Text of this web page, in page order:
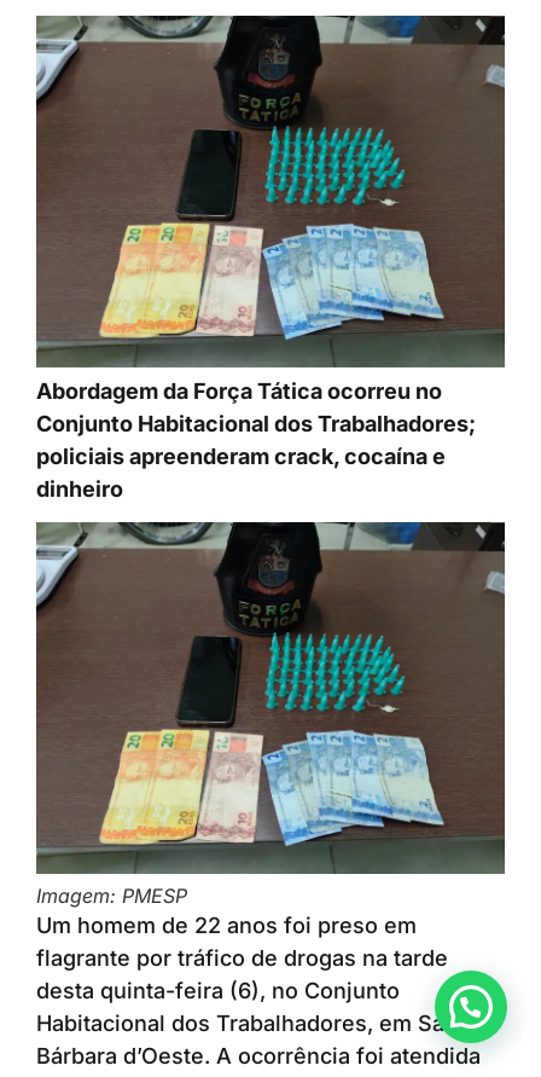
Abordagem da Força Tática ocorreu no
Conjunto Habitacional dos Trabalhadores;
policiais apreenderam crack, cocaína e
dinheiro
Imagem: PMESP
Um homem de 22 anos foi preso em
flagrante por tráfico de drogas na tarde
desta quinta-feira (6), no Conjunto
Habitacional dos Trabalhadores, em Santa
Bárbara d’Oeste. A ocorrência foi atendida
Anunciar ou recomendar matéria